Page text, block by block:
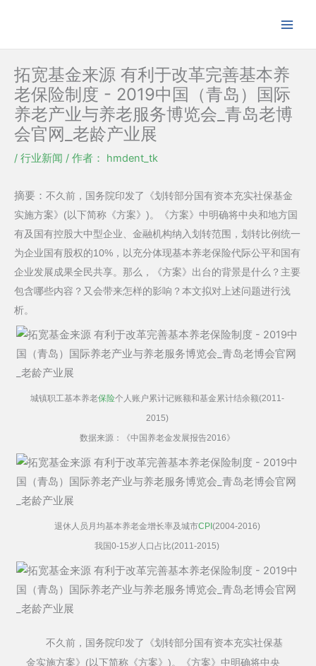
内
拓宽基金来源 有利于改革完善基本养
老保险制度 - 2019中国（青岛）国际
养老产业与养老服务博览会_青岛老博
会官网_老龄产业展
/ 行业新闻 / 作者： hmdent_tk
摘要： 不久前，国务院印发了《划转部分国有资本充实社保基金
实施方案》(以下简称《方案》)。《方案》中明确将中央和地方国
有及国有控股大中型企业、金融机构纳入划转范围，划转比例统一
为企业国有股权的10%，以充分体现基本养老保险代际公平和国有
企业发展成果全民共享。那么，《方案》出台的背景是什么？主要
包含哪些内容？又会带来怎样的影响？本文拟对上述问题进行浅
析。
城镇职工基本养老保险个人账户累计记账额和基金累计结余额(2011-
2015)
数据来源：《中国养老金发展报告2016》
退休人员月均基本养老金增长率及城市CPI (2004-2016)
我国0-15岁人口占比(2011-2015)
不久前，国务院印发了《划转部分国有资本充实社保基
金实施方案》(以下简称《方案》)。《方案》中明确将中央